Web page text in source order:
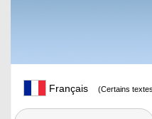
Français (Certains